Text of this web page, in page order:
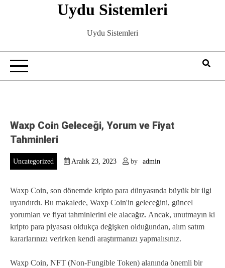
Uydu Sistemleri
Uydu Sistemleri
Waxp Coin Geleceği, Yorum ve Fiyat
Tahminleri
Uncategorized Aralık 23, 2023 by admin
Waxp Coin, son dönemde kripto para dünyasında büyük bir ilgi
uyandırdı. Bu makalede, Waxp Coin'in geleceğini, güncel
yorumları ve fiyat tahminlerini ele alacağız. Ancak, unutmayın ki
kripto para piyasası oldukça değişken olduğundan, alım satım
kararlarınızı verirken kendi araştırmanızı yapmalısınız.
Waxp Coin, NFT (Non-Fungible Token) alanında önemli bir